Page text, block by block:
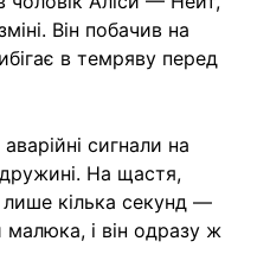
Він побачив на
в темряву перед
сигнали на
На щастя,
лише кілька секунд —
малюка, і він одразу ж